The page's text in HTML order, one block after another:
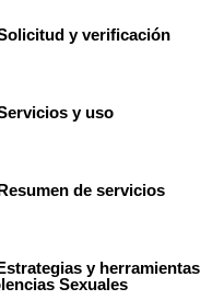
y verificación
y uso
de servicios
y herramientas
Sexuales